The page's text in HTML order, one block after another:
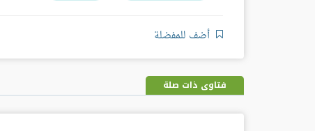
أضف للمفضلة
فتاوى ذات صلة